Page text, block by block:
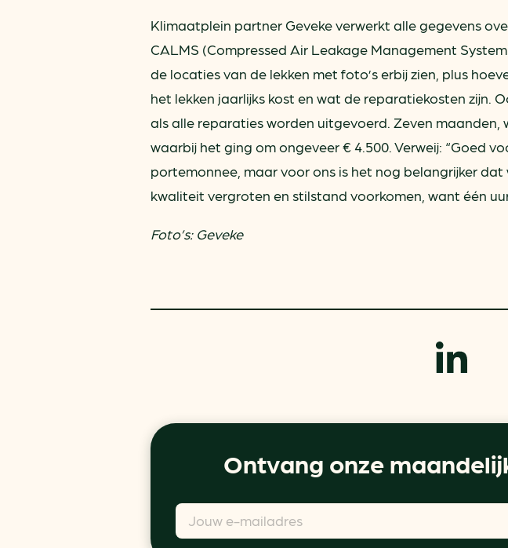
Klimaatplein partner Geveke verwerkt alle gegevens
CALMS (Compressed Air Leakage Management
de locaties van de lekken met foto’s erbij zien, plus
het lekken jaarlijks kost en wat de reparatiekosten zijn.
als alle reparaties worden uitgevoerd. Zeven maanden,
waarbij het ging om ongeveer € 4.500. Verweij: “Goed
portemonnee, maar voor ons is het nog belangrijker
kwaliteit vergroten en stilstand voorkomen, want één
Foto’s: Geveke
Ontvang onze